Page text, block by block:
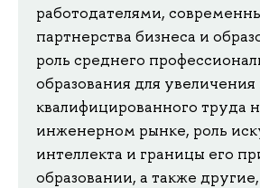
работодателями,
партнерства бизнеса и
роль среднего
образования для
квалифицированного труда
инженерном рынке, роль
интеллекта и границы его
образовании, а также